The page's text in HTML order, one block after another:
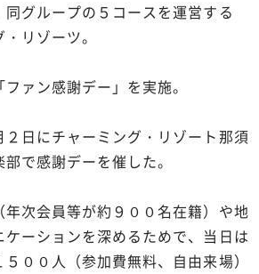
グループの５コースを運営する
リゾーツ。
ァン感謝デー」を実施。
日にチャーミング・リゾート那須
で感謝デーを催した。
年次会員等が約９００名在籍）や地
ーションを深めるためで、当日は
００人（参加費無料、自由来場）